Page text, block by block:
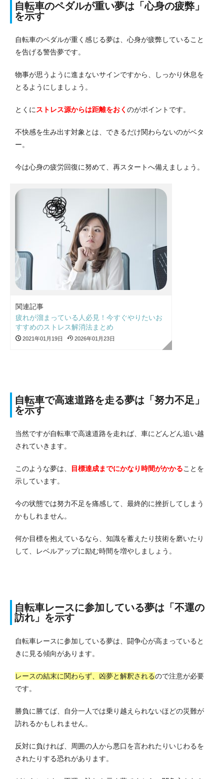
自転車のペダルが重い夢は「心身の疲弊」
を示す
自転車のペダルが重く感じる夢は、心身が疲弊していること
を告げる警告夢です。
物事が思うように進まないサインですから、しっかり休息を
とるようにしましょう。
とくに ストレス源からは距離をおく のがポイントです。
不快感を生み出す対象とは、できるだけ関わらないのがベタ
ー。
今は心身の疲労回復に努めて、再スタートへ備えましょう。
関連記事
疲れが溜まっている人必見！今すぐやりたいお
すすめのストレス解消法まとめ
2021年01月19日 2026年01月23日
自転車で高速道路を走る夢は「努力不足」
を示す
当然ですが自転車で高速道路を走れば、車にどんどん追い越
されていきます。
このような夢は、 目標達成までにかなり時間がかかることを
示しています。
今の状態では努力不足を痛感して、最終的に挫折してしまう
かもしれません。
何か目標を抱えているなら、知識を蓄えたり技術を磨いたり
して、レベルアップに励む時間を増やしましょう。
自転車レースに参加している夢は「不運の
訪れ」を示す
自転車レースに参加している夢は、闘争心が高まっていると
きに見る傾向があります。
レースの結末に関わらず、凶夢と解釈されるので注意が必要
です。
勝負に勝てば、自分一人では乗り越えられないほどの災難が
訪れるかもしれません。
反対に負ければ、周囲の人から悪口を言われたりいじわるを
されたりする恐れがあります。